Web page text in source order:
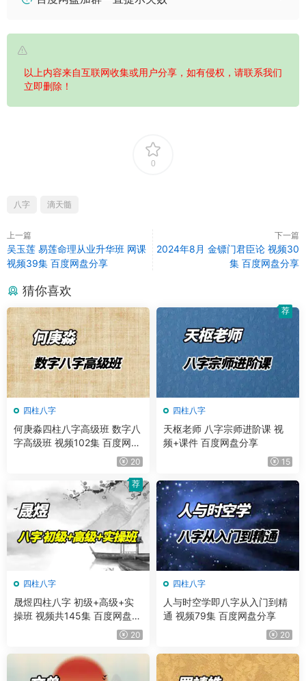
以上内容来自互联网收集或用户分享，如有侵权，请联系我们
立即删除！
0
八字 滴天髓
上一篇
吴玉莲 易莲命理从业升华班 网课
视频39集 百度网盘分享
下一篇
2024年8月 金镖门君臣论 视频30
集 百度网盘分享
猜你喜欢
四柱八字
何庚淼四柱八字高级班 数字八
字高级班 视频102集 百度网盘
20
四柱八字
天枢老师 八字宗师进阶课 视
频+课件 百度网盘分享
15
荐
四柱八字
晟煜四柱八字 初级+高级+实
操班 视频共145集 百度网盘分
20
荐
四柱八字
人与时空学即八字从入门到精
通 视频79集 百度网盘分享
20